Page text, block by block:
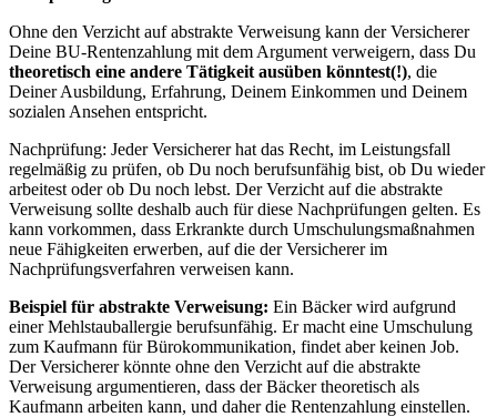
Ohne den Verzicht auf abstrakte Verweisung kann der Versicherer
Deine BU-Rentenzahlung mit dem Argument verweigern, dass Du
theoretisch eine andere Tätigkeit ausüben könntest(!), die
Deiner Ausbildung, Erfahrung, Deinem Einkommen und Deinem
sozialen Ansehen entspricht.
Nachprüfung: Jeder Versicherer hat das Recht, im Leistungsfall
regelmäßig zu prüfen, ob Du noch berufsunfähig bist, ob Du wieder
arbeitest oder ob Du noch lebst. Der Verzicht auf die abstrakte
Verweisung sollte deshalb auch für diese Nachprüfungen gelten. Es
kann vorkommen, dass Erkrankte durch Umschulungsmaßnahmen
neue Fähigkeiten erwerben, auf die der Versicherer im
Nachprüfungsverfahren verweisen kann.
Beispiel für abstrakte Verweisung: Ein Bäcker wird aufgrund
einer Mehlstauballergie berufsunfähig. Er macht eine Umschulung
zum Kaufmann für Bürokommunikation, findet aber keinen Job.
Der Versicherer könnte ohne den Verzicht auf die abstrakte
Verweisung argumentieren, dass der Bäcker theoretisch als
Kaufmann arbeiten kann, und daher die Rentenzahlung einstellen.